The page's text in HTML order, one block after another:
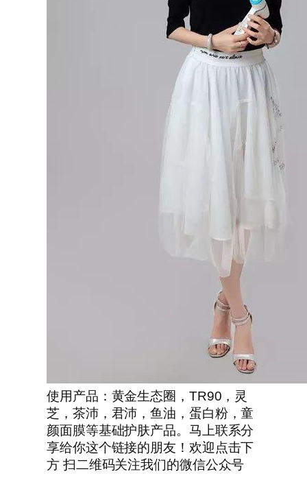
使用产品：黄金生态圈，TR90，灵
芝，茶沛，君沛，鱼油，蛋白粉，童
颜面膜等基础护肤产品。马上联系分
享给你这个链接的朋友！欢迎点击下
方 扫二维码关注我们的微信公众号